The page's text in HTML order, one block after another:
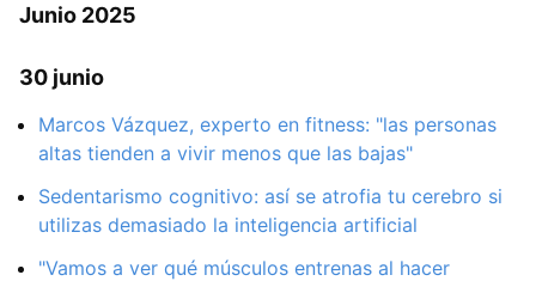
Junio 2025
30 junio
Marcos Vázquez, experto en fitness: "las personas
altas tienden a vivir menos que las bajas"
Sedentarismo cognitivo: así se atrofia tu cerebro si
utilizas demasiado la inteligencia artificial
"Vamos a ver qué músculos entrenas al hacer